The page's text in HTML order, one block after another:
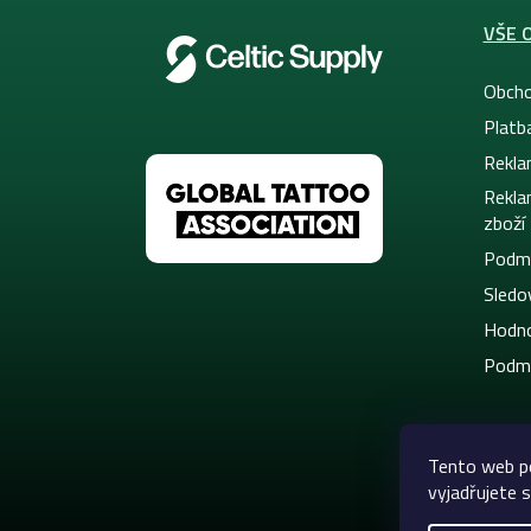
Tento web
vyjadřujete
VŠE
zboží